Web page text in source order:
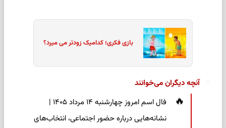
بازی فکری؛ کدامیک زودتر می میرد؟
آنچه دیگران می‌خوانند
فال اسم امروز چهارشنبه ۱۴ مرداد ۱۴۰۵ |
نشانه‌هایی درباره حضور اجتماعی، انتخاب‌های